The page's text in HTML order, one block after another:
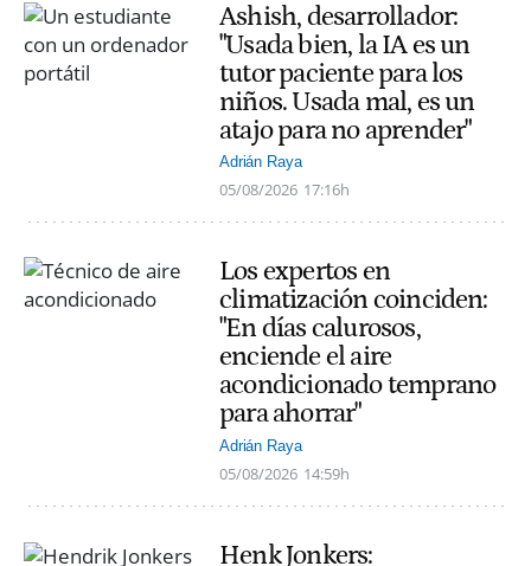
Ashish, desarrollador:
"Usada bien, la IA es un
tutor paciente para los
niños. Usada mal, es un
atajo para no aprender"
Adrián Raya
05/08/2026 17:16h
Los expertos en
climatización coinciden:
"En días calurosos,
enciende el aire
acondicionado temprano
para ahorrar"
Adrián Raya
05/08/2026 14:59h
Henk Jonkers: